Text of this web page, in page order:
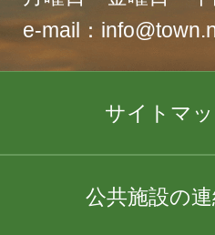
e-mail：
サイトマ
公共施設の